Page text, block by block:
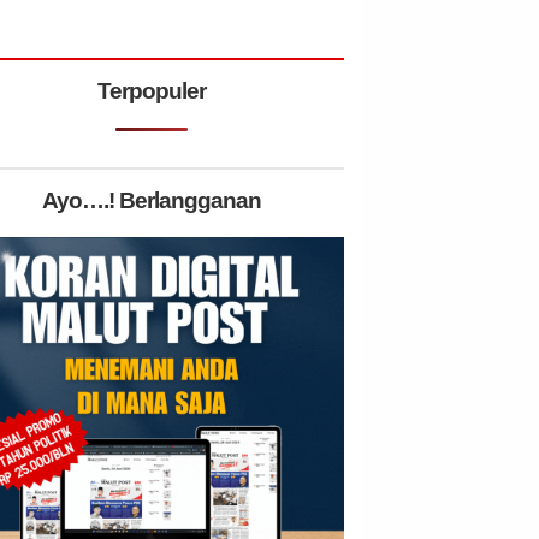
Terpopuler
Ayo….! Berlangganan